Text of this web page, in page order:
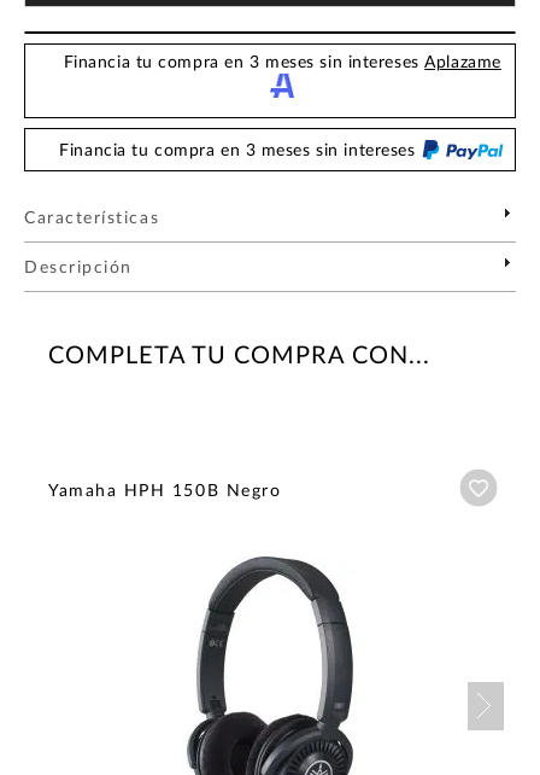
Financia tu compra en 3 meses sin interesesAplazame
Financia tu compra en 3 meses sin intereses
Características
Descripción
COMPLETA TU COMPRA CON...
Yamaha HPH 150B Negro